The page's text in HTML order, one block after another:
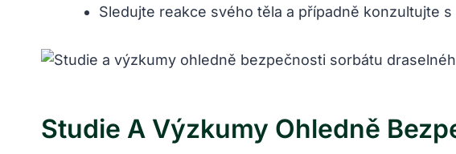
Sledujte reakce svého těla a případně konzultujte s
Studie A Výzkumy Ohledně